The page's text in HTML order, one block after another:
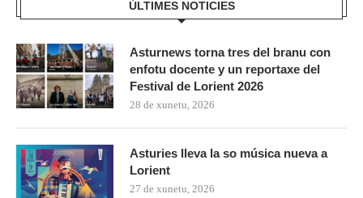
ÚLTIMES NOTICIES
Asturnews torna tres del branu con
enfotu docente y un reportaxe del
Festival de Lorient 2026
28 de xunetu, 2026
Asturies lleva la so música nueva a
Lorient
27 de xunetu, 2026